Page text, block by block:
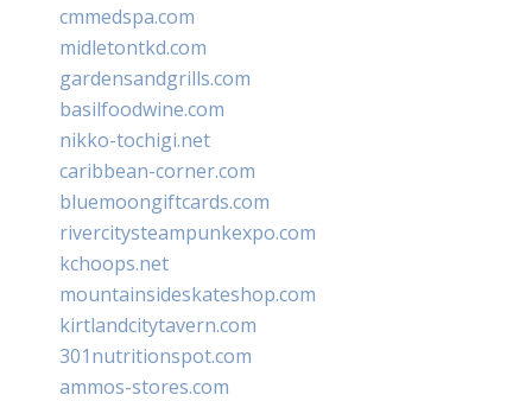
cmmedspa.com
midletontkd.com
gardensandgrills.com
basilfoodwine.com
nikko-tochigi.net
caribbean-corner.com
bluemoongiftcards.com
rivercitysteampunkexpo.com
kchoops.net
mountainsideskateshop.com
kirtlandcitytavern.com
301nutritionspot.com
ammos-stores.com